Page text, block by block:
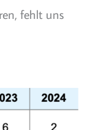
fehlt uns